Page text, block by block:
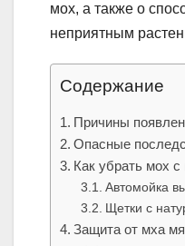
мох, а также о
неприятным
Содержание
Причины
Опасные
Как убрать мох
Автомойка
Щетки с
Защита от мха